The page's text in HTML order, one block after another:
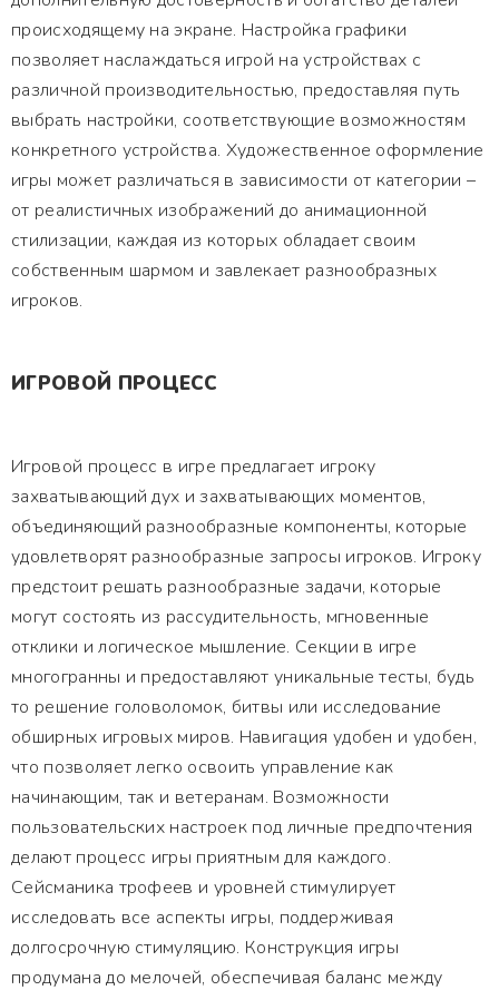
происходящему на экране. Настройка графики
позволяет наслаждаться игрой на устройствах с
различной производительностью, предоставляя путь
выбрать настройки, соответствующие возможностям
конкретного устройства. Художественное оформление
игры может различаться в зависимости от категории –
от реалистичных изображений до анимационной
стилизации, каждая из которых обладает своим
собственным шармом и завлекает разнообразных
игроков.
ИГРОВОЙ ПРОЦЕСС
Игровой процесс в игре предлагает игроку
захватывающий дух и захватывающих моментов,
объединяющий разнообразные компоненты, которые
удовлетворят разнообразные запросы игроков. Игроку
предстоит решать разнообразные задачи, которые
могут состоять из рассудительность, мгновенные
отклики и логическое мышление. Секции в игре
многогранны и предоставляют уникальные тесты, будь
то решение головоломок, битвы или исследование
обширных игровых миров. Навигация удобен и удобен,
что позволяет легко освоить управление как
начинающим, так и ветеранам. Возможности
пользовательских настроек под личные предпочтения
делают процесс игры приятным для каждого.
Сейсманика трофеев и уровней стимулирует
исследовать все аспекты игры, поддерживая
долгосрочную стимуляцию. Конструкция игры
продумана до мелочей, обеспечивая баланс между